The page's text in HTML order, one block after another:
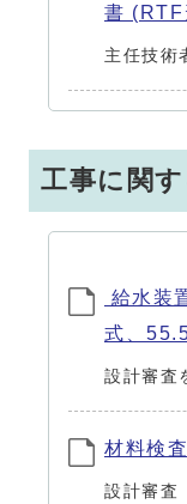
書
主任技術
工事に関
給水装
式、
設計審査
材料検
設計審査